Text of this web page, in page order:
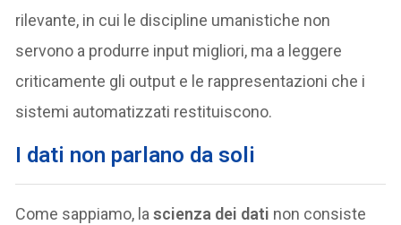
rilevante, in cui le discipline umanistiche non
servono a produrre input migliori, ma a leggere
criticamente gli output e le rappresentazioni che i
sistemi automatizzati restituiscono.
I dati non parlano da soli
Come sappiamo, lascienza dei dati non consiste